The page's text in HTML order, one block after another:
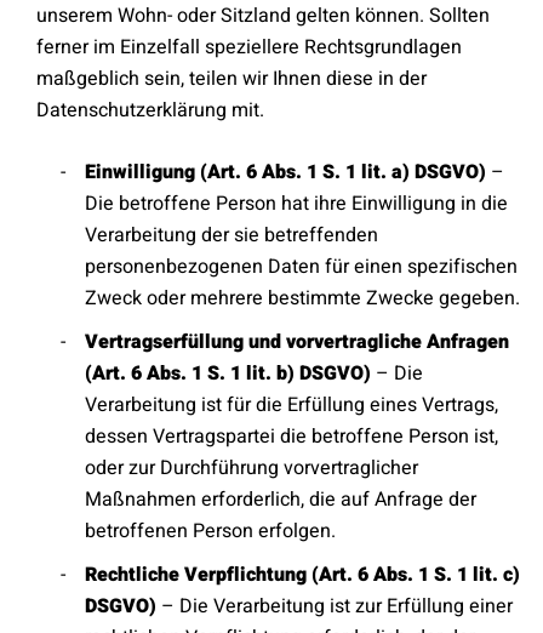
unserem Wohn- oder Sitzland gelten können. Sollten
ferner im Einzelfall speziellere Rechtsgrundlagen
maßgeblich sein, teilen wir Ihnen diese in der
Datenschutzerklärung mit.
Einwilligung (Art. 6 Abs. 1 S. 1 lit. a) DSGVO) –
Die betroffene Person hat ihre Einwilligung in die
Verarbeitung der sie betreffenden
personenbezogenen Daten für einen spezifischen
Zweck oder mehrere bestimmte Zwecke gegeben.
Vertragserfüllung und vorvertragliche Anfragen
(Art. 6 Abs. 1 S. 1 lit. b) DSGVO) – Die
Verarbeitung ist für die Erfüllung eines Vertrags,
dessen Vertragspartei die betroffene Person ist,
oder zur Durchführung vorvertraglicher
Maßnahmen erforderlich, die auf Anfrage der
betroffenen Person erfolgen.
Rechtliche Verpflichtung (Art. 6 Abs. 1 S. 1 lit. c)
DSGVO) – Die Verarbeitung ist zur Erfüllung einer